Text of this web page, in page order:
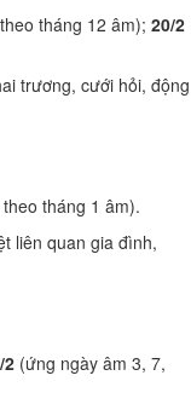
tháng 12 âm); 20/2
trương, cưới hỏi, động
tháng 1 âm).
liên quan gia đình,
2 (ứng ngày âm 3, 7,